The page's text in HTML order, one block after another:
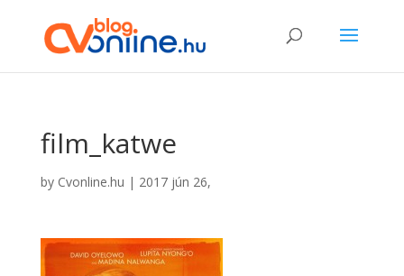
film_katwe
by Cvonline.hu | 2017 jún 26,